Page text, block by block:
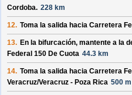
Cordoba. 228 km
12. Toma la salida hacia Carretera
13. En la bifurcación, mantente a la
Federal 150 De Cuota 44.3 km
14. Toma la salida hacia Carretera
Veracruz/Veracruz - Poza Rica 500 m